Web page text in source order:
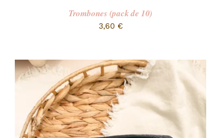
Trombones (pack de 10)
3,60 €